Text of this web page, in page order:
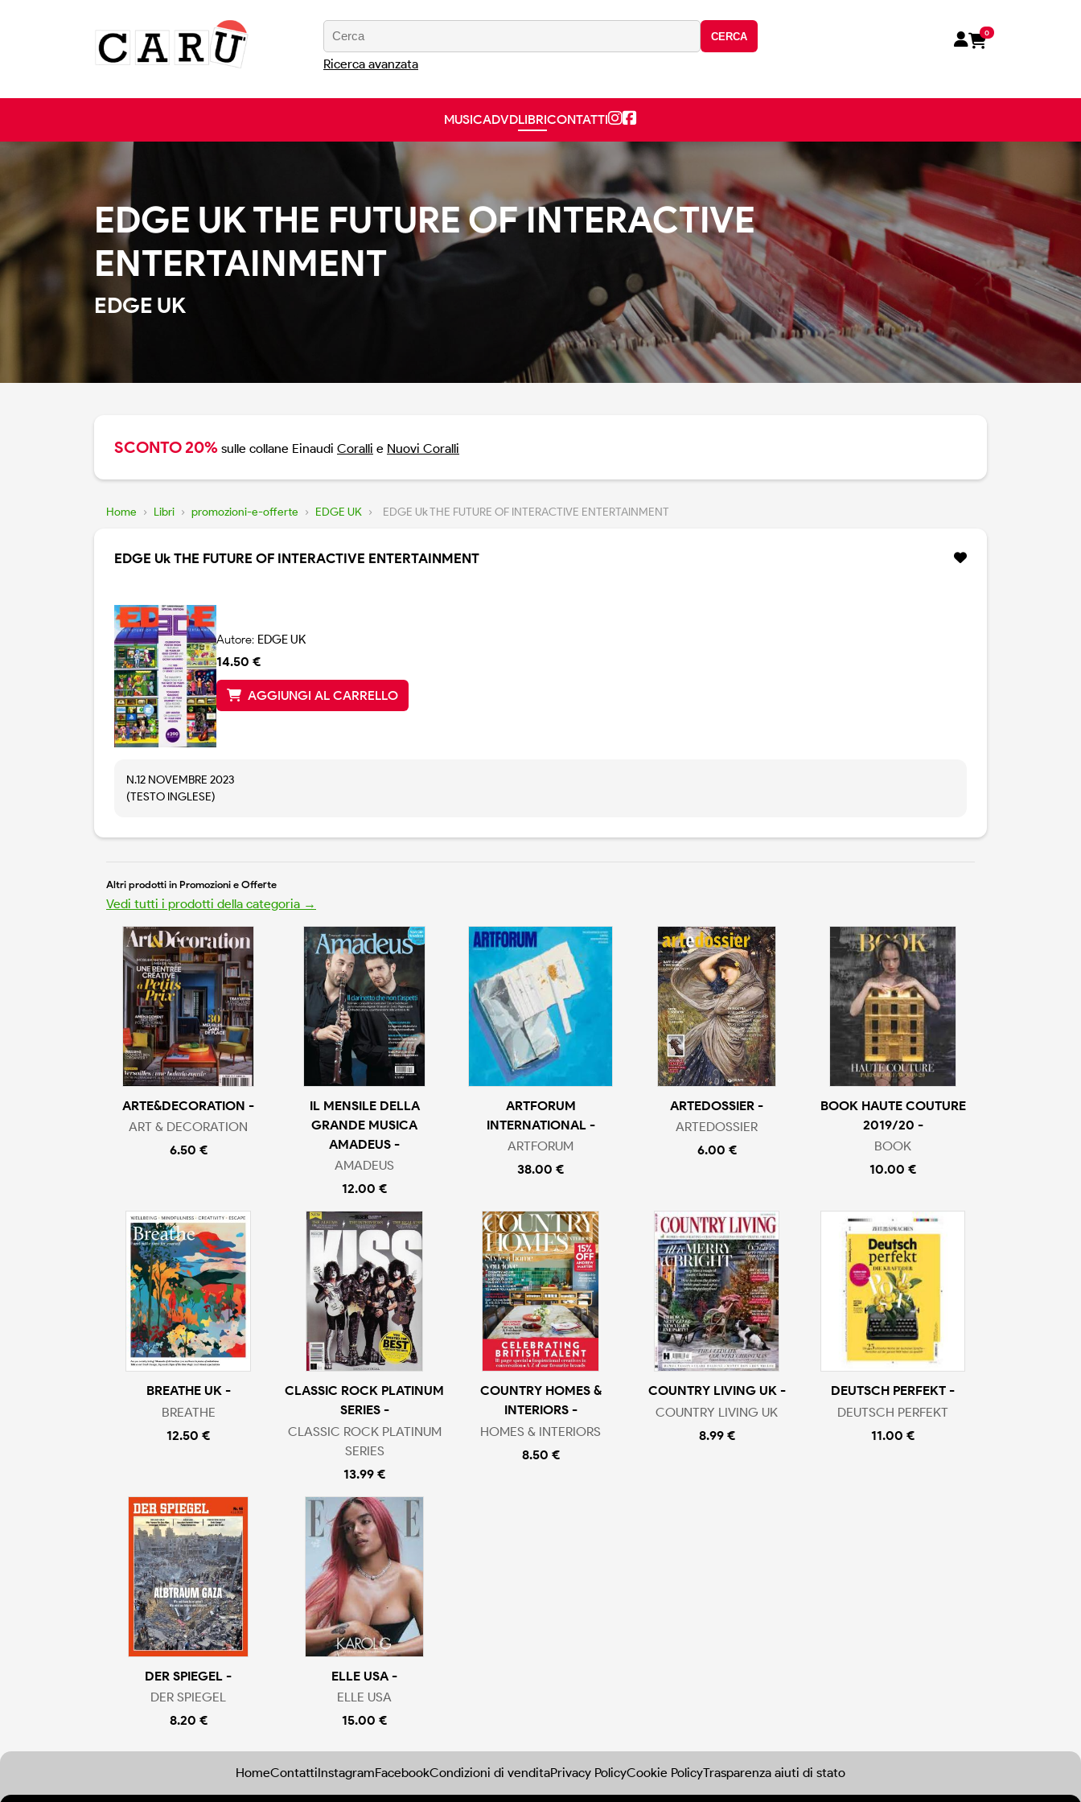
CERCA
Ricerca avanzata
0
MUSICADVDLIBRICONTATTI
EDGE UK THE FUTURE OF INTERACTIVE
ENTERTAINMENT
EDGE UK
SCONTO 20% sulle collane Einaudi Coralli e Nuovi Coralli
Home › Libri › promozioni-e-offerte › EDGE UK › EDGE Uk THE FUTURE OF INTERACTIVE ENTERTAINMENT
EDGE Uk THE FUTURE OF INTERACTIVE ENTERTAINMENT
Autore: EDGE UK
14.50 €
AGGIUNGI AL CARRELLO
N.12 NOVEMBRE 2023
(TESTO INGLESE)
Altri prodotti in Promozioni e Offerte
Vedi tutti i prodotti della categoria →
ARTE&DECORATION -
ART & DECORATION
6.50 €
IL MENSILE DELLA
GRANDE MUSICA
AMADEUS -
AMADEUS
12.00 €
ARTFORUM
INTERNATIONAL -
ARTFORUM
38.00 €
ARTEDOSSIER -
ARTEDOSSIER
6.00 €
BOOK HAUTE COUTURE
2019/20 -
BOOK
10.00 €
BREATHE UK -
BREATHE
12.50 €
CLASSIC ROCK PLATINUM
SERIES -
CLASSIC ROCK PLATINUM
SERIES
13.99 €
COUNTRY HOMES &
INTERIORS -
HOMES & INTERIORS
8.50 €
COUNTRY LIVING UK -
COUNTRY LIVING UK
8.99 €
DEUTSCH PERFEKT -
DEUTSCH PERFEKT
11.00 €
DER SPIEGEL -
DER SPIEGEL
8.20 €
ELLE USA -
ELLE USA
15.00 €
HomeContattiInstagramFacebookCondizioni di venditaPrivacy PolicyCookie PolicyTrasparenza aiuti di stato